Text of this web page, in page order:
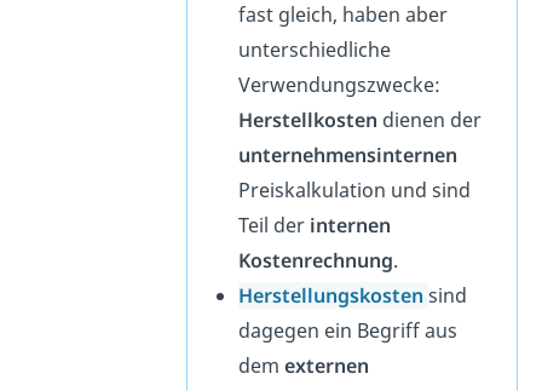
fast gleich, haben aber
unterschiedliche
Verwendungszwecke:
Herstellkosten dienen der
unternehmensinternen
Preiskalkulation und sind
Teil der internen
Kostenrechnung.
Herstellungskosten sind
dagegen ein Begriff aus
dem externen